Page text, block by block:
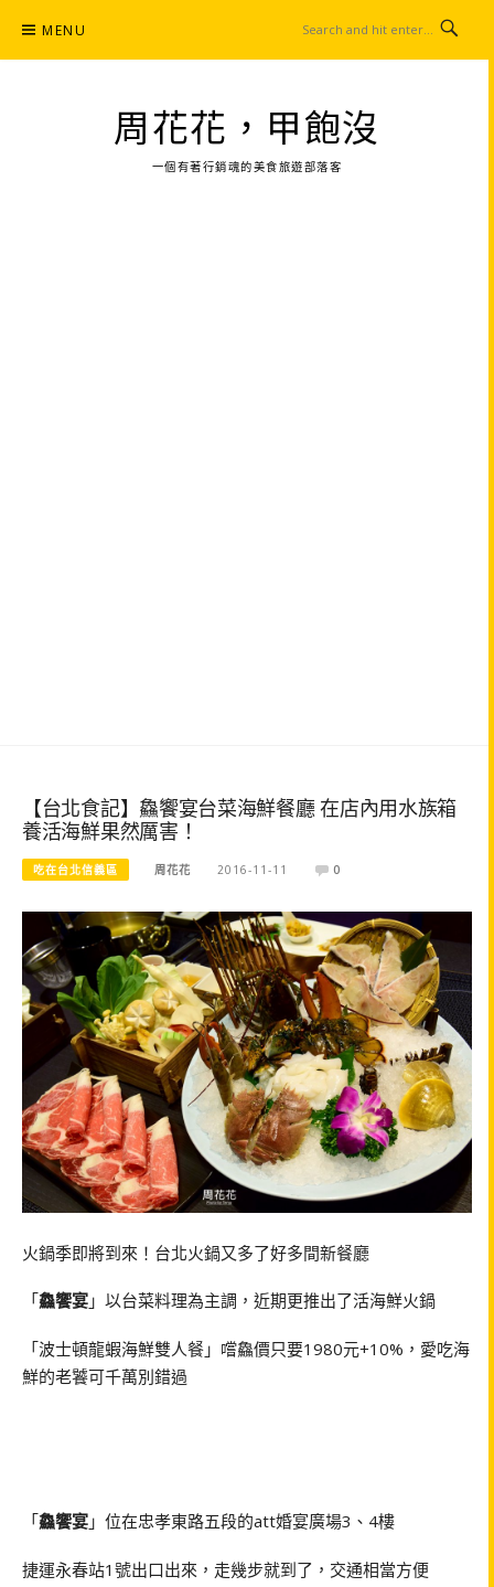
content
MENU
周花花，甲飽沒
一個有著行銷魂的美食旅遊部落客
【台北食記】鱻饗宴台菜海鮮餐廳 在店內用水族箱
養活海鮮果然厲害！
吃在台北信義區 周花花 2016-11-11 0
火鍋季即將到來！台北火鍋又多了好多間新餐廳
「鱻饗宴 」以台菜料理為主調，近期更推出了活海鮮火鍋
「波士頓龍蝦海鮮雙人餐」嚐鱻價只要1980元+10%，愛吃海
鮮的老饕可千萬別錯過
「鱻饗宴 」位在忠孝東路五段的att婚宴廣場3、4樓
捷運永春站1號出口出來，走幾步就到了，交通相當方便